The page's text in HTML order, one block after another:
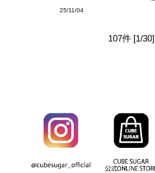
25/11/04
107件 [1/30]